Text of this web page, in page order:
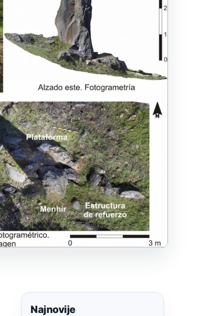
Najnovije